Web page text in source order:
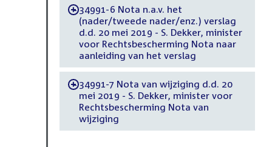
-34991-6 Nota n.a.v. het
(nader/tweede nader/enz.) verslag
d.d. 20 mei 2019 - S. Dekker, minister
voor Rechtsbescherming Nota naar
aanleiding van het verslag
-34991-7 Nota van wijziging d.d. 20
mei 2019 - S. Dekker, minister voor
Rechtsbescherming Nota van
wijziging